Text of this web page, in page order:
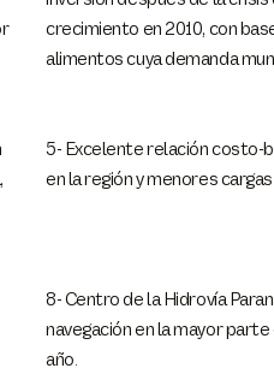
crecimiento en 2010, con
alimentos cuya demanda
5- Excelente relación costo-
en la región y menores
8- Centro de la Hidrovía
navegación en la mayor
año.